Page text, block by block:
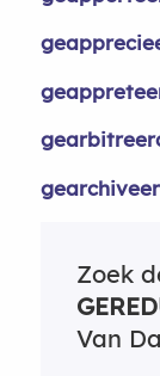
Zoek
Van